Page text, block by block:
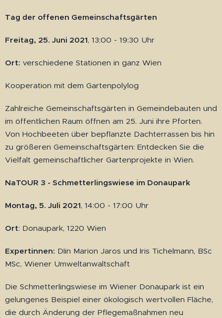
Tag der offenen Gemeinschaftsgärten
Freitag, 25. Juni 2021, 13:00 - 19:30 Uhr
Ort: verschiedene Stationen in ganz Wien
Kooperation mit dem Gartenpolylog
Zahlreiche Gemeinschaftsgärten in Gemeindebauten und
im öffentlichen Raum öffnen am 25. Juni ihre Pforten.
Von Hochbeeten über bepflanzte Dachterrassen bis hin
zu größeren Gemeinschaftsgärten: Entdecken Sie die
Vielfalt gemeinschaftlicher Gartenprojekte in Wien.
NaTOUR 3 - Schmetterlingswiese im Donaupark
Montag, 5. Juli 2021, 14:00 - 17:00 Uhr
Ort: Donaupark, 1220 Wien
Expertinnen: DIin Marion Jaros und Iris Tichelmann, BSc
MSc, Wiener Umweltanwaltschaft
Die Schmetterlingswiese im Wiener Donaupark ist ein
gelungenes Beispiel einer ökologisch wertvollen Fläche,
die durch Änderung der Pflegemaßnahmen neu